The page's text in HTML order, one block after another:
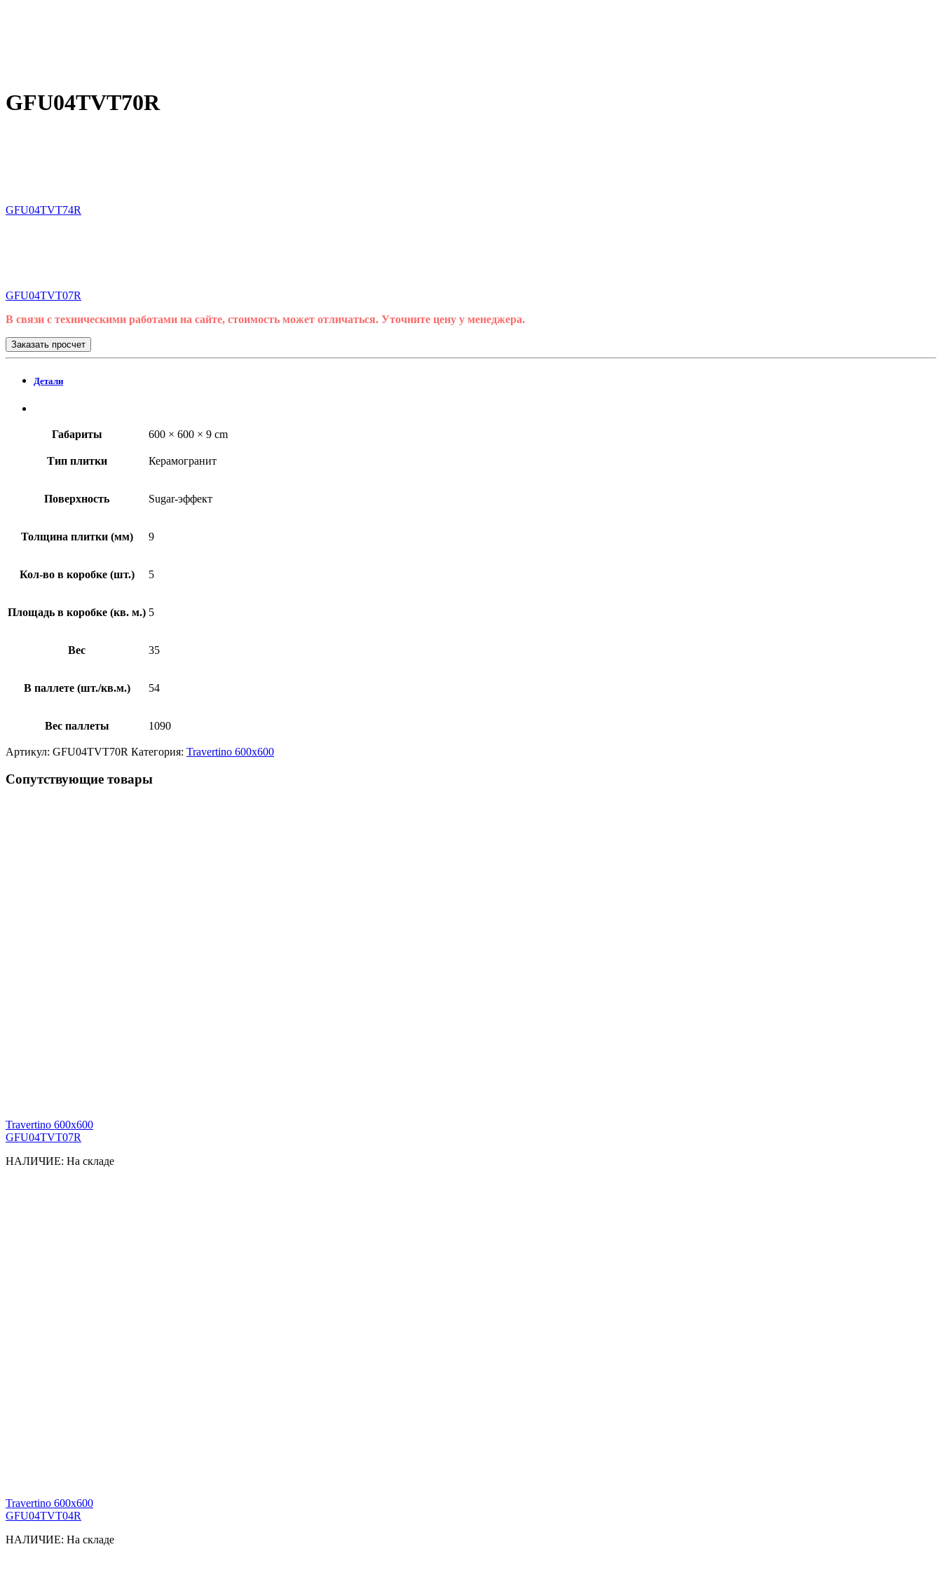
GFU04TVT70R
GFU04TVT74R
GFU04TVT07R
В связи с техническими работами на сайте, стоимость может отличаться. Уточните цену у менеджера.
Заказать просчет
Детали
Габариты 600 × 600 × 9 cm
Тип плитки Керамогранит
Поверхность Sugar-эффект
Толщина плитки (мм) 9
Кол-во в коробке (шт.) 5
Площадь в коробке (кв. м.) 5
Вес 35
В паллете (шт./кв.м.) 54
Вес паллеты 1090
Артикул: GFU04TVT70R Категория: Travertino 600x600
Сопутствующие товары
Travertino 600x600
GFU04TVT07R
НАЛИЧИЕ: На складе
Travertino 600x600
GFU04TVT04R
НАЛИЧИЕ: На складе